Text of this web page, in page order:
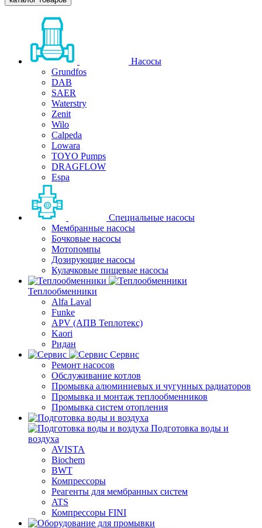
Насосы
Grundfos
DAB
SAER
Waterstry
Zenit
Wilo
Calpeda
Lowara
TOYO Pumps
DRAGFLOW
Espa
Специальные насосы
Мембранные насосы
Бочковые насосы
Мотопомпы
Дозирующие насосы
Кулачковые пищевые насосы
Теплообменники
Alfa Laval
Funke
APV (АПВ Теплотекс)
Kaori
Ридан
Сервис
Ремонт насосов
Обслуживание котлов
Промывка алюминиевых и чугунных радиаторов
Промывка и монтаж теплообменников
Промывка систем отопления
Подготовка воды и
воздуха
AVISTA
Biochem
BWT
Компрессоры
Реагенты для мембранных систем
ATS
Компрессоры FINI